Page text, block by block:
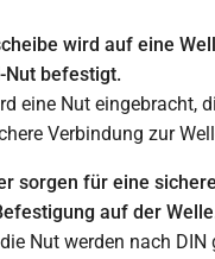
wird auf eine
Nut befestigt.
eine Nut eingebracht,
Verbindung zur
sorgen für eine
auf der
Nut werden nach DIN